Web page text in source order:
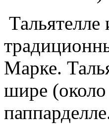
Тальятелле
Марке.
шире